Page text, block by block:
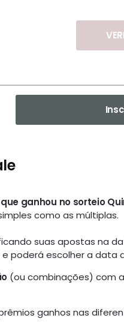
ganhou no sorteio
como as múltiplas.
suas apostas na
poderá escolher a data
(ou combinações) com
ganhos nas